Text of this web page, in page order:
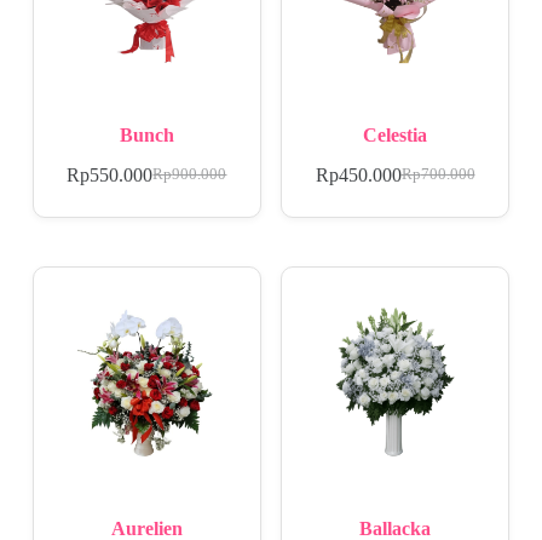
Bunch
Rp900.000
Rp550.000
Celestia
Rp700.000
Rp450.000
Aurelien Ballacka